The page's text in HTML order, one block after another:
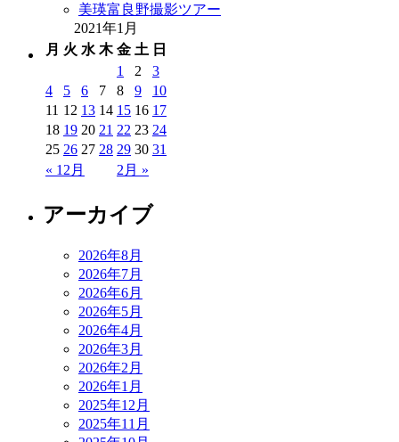
美瑛富良野撮影ツアー
2021年1月
月 火 水 木 金 土 日
« 12月 2月 »
1 2
3
4
5 6 7 8 9
10
11 12 13 14 15 16 17
18 19 20 21 22 23 24
25 26 27 28 29 30 31
アーカイブ
2026年8月
2026年7月
2026年6月
2026年5月
2026年4月
2026年3月
2026年2月
2026年1月
2025年12月
2025年11月